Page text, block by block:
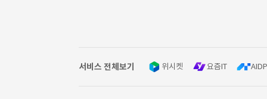
서비스 전체보기 위시켓 요즘IT